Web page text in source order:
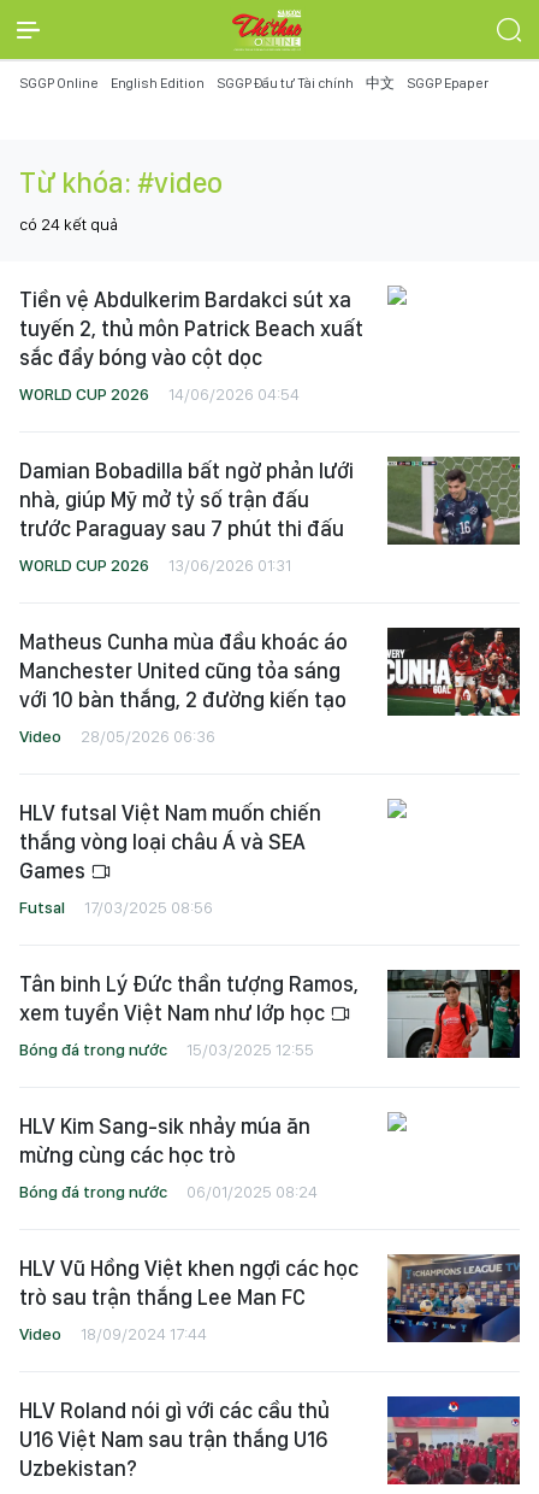
SGGP Online English Edition SGGP Đầu tư Tài chính 中文 SGGP Epaper
Từ khóa: #video
có 24 kết quả
Tiền vệ Abdulkerim Bardakci sút xa
tuyến 2, thủ môn Patrick Beach xuất
sắc đẩy bóng vào cột dọc
WORLD CUP 2026 14/06/2026 04:54
Damian Bobadilla bất ngờ phản lưới
nhà, giúp Mỹ mở tỷ số trận đấu
trước Paraguay sau 7 phút thi đấu
WORLD CUP 2026 13/06/2026 01:31
Matheus Cunha mùa đầu khoác áo
Manchester United cũng tỏa sáng
với 10 bàn thắng, 2 đường kiến tạo
Video 28/05/2026 06:36
HLV futsal Việt Nam muốn chiến
thắng vòng loại châu Á và SEA
Games
Futsal 17/03/2025 08:56
Tân binh Lý Đức thần tượng Ramos,
xem tuyển Việt Nam như lớp học
Bóng đá trong nước 15/03/2025 12:55
HLV Kim Sang-sik nhảy múa ăn
mừng cùng các học trò
Bóng đá trong nước 06/01/2025 08:24
HLV Vũ Hồng Việt khen ngợi các học
trò sau trận thắng Lee Man FC
Video 18/09/2024 17:44
HLV Roland nói gì với các cầu thủ
U16 Việt Nam sau trận thắng U16
Uzbekistan?